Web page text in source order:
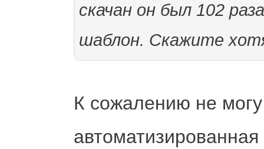
скачан он был 102
шаблон. Скажите
К сожалению не могу